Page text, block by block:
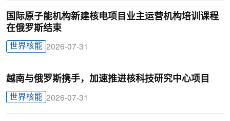
国际原子能机构新建核电项目业主运营机构培训课程
在俄罗斯结束
世界核能 2026-07-31
越南与俄罗斯携手，加速推进核科技研究中心项目
世界核能 2026-07-31